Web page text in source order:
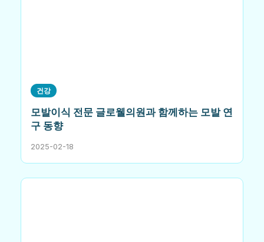
건강
모발이식 전문 글로웰의원과 함께하는 모발 연
구 동향
2025-02-18